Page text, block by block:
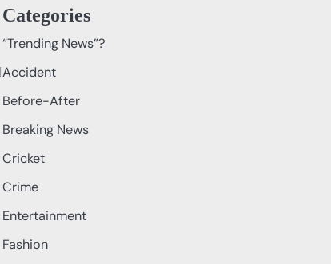
Categories
“Trending News”?
Accident
Before-After
Breaking News
Cricket
Crime
Entertainment
Fashion